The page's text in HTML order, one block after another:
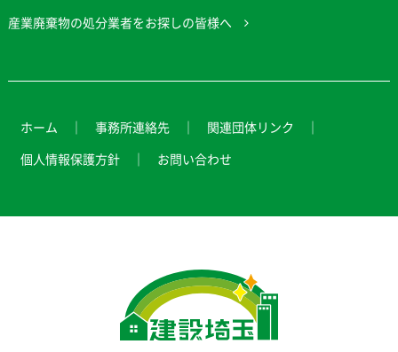
産業廃棄物の処分業者をお探しの皆様へ
ホーム 事務所連絡先
関連団体リンク
個人情報保護方針
お問い合わせ